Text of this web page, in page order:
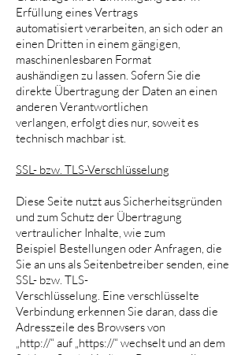
Erfüllung eines Vertrags
automatisiert verarbeiten, an sich oder an
einen Dritten in einem gängigen,
maschinenlesbaren Format
aushändigen zu lassen. Sofern Sie die
direkte Übertragung der Daten an einen
anderen Verantwortlichen
verlangen, erfolgt dies nur, soweit es
technisch machbar ist.
SSL- bzw. TLS-Verschlüsselung
Diese Seite nutzt aus Sicherheitsgründen
und zum Schutz der Übertragung
vertraulicher Inhalte, wie zum
Beispiel Bestellungen oder Anfragen, die
Sie an uns als Seitenbetreiber senden, eine
SSL- bzw. TLS-
Verschlüsselung. Eine verschlüsselte
Verbindung erkennen Sie daran, dass die
Adresszeile des Browsers von
„http://“ auf „https://“ wechselt und an dem